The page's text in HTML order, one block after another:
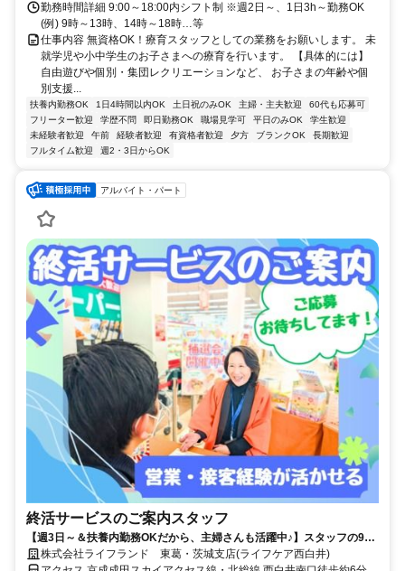
勤務時間詳細 9:00～18:00内シフト制 ※週2日～、1日3h～勤務OK
(例) 9時～13時、14時～18時…等
仕事内容 無資格OK！療育スタッフとしての業務をお願いします。 未
就学児や小中学生のお子さまへの療育を行います。 【具体的には】
自由遊びや個別・集団レクリエーションなど、 お子さまの年齢や個
別支援...
扶養内勤務OK 1日4時間以内OK 土日祝のみOK 主婦・主夫歓迎
60代も応募可
フリーター歓迎
学歴不問 即日勤務OK 職場見学可 平日のみOK
学生歓迎
未経験者歓迎
午前 経験者歓迎 有資格者歓迎 夕方 ブランクOK
長期歓迎
フルタイム歓迎
週2・3日からOK
アルバイト・パート
終活サービスのご案内スタッフ
【週3日～＆扶養内勤務OKだから、主婦さんも活躍中♪】スタッフの9割
が女性/子育てが落ち着いた方・社会復帰の方も大歓迎です◎/柔軟なシフ
株式会社ライフランド 東葛・茨城支店(ライフケア西白井)